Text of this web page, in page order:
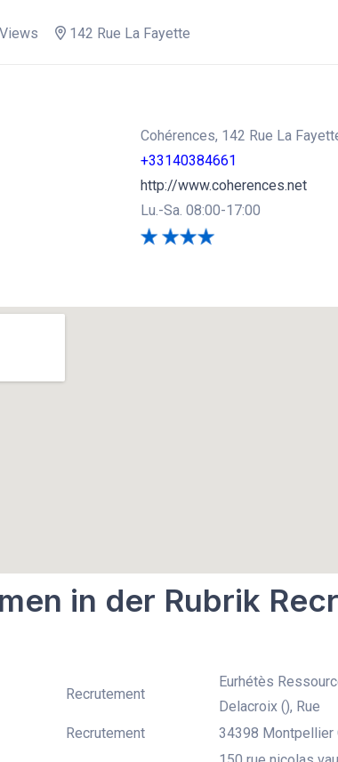
142 Rue La Fayette
Cohérences, 142 Rue La
+33140384661
http://www.coherences.net
Lu.-Sa. 08:00-17:00
in der Rubrik
Recrutement
Eurhétès
Delacroix (), Rue
Recrutement 34398 Montpellier